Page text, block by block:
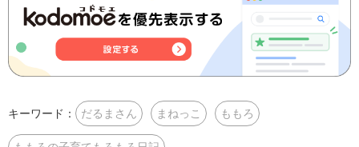
キーワード： だるまさん まねっこ ももろ